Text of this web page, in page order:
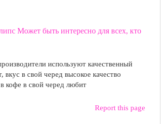
Может быть интересно для всех, кто
используют качественный
в свой черед высокое качество
кофе в свой черед любит
Report this page